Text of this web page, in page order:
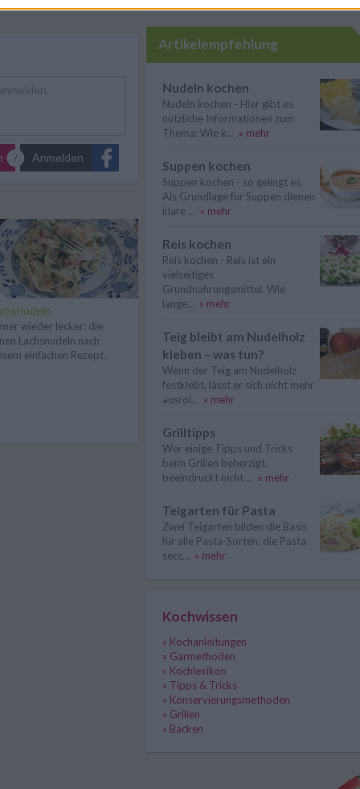
Anmelden
wieder lecker: die
Lachsnudeln nach
einfachen Rezept.
Artikelempfehlung
Nudeln kochen
Nudeln kochen - Hier gibt es
nützliche Informationen zum
Thema: Wie k... » mehr
Suppen kochen
Suppen kochen - so gelingt es.
Als Grundlage für Suppen dienen
klare ... » mehr
Reis kochen
Reis kochen - Reis ist ein
vielseitiges
Grundnahrungsmittel. Wie
lange... » mehr
Teig bleibt am Nudelholz
kleben – was tun?
Wenn der Teig am Nudelholz
festklebt, lässt er sich nicht mehr
ausrol... » mehr
Grilltipps
Wer einige Tipps und Tricks
beim Grillen beherzigt,
beeindruckt nicht ... » mehr
Teigarten für Pasta
Zwei Teigarten bilden die Basis
für alle Pasta-Sorten: die Pasta
secc... » mehr
Kochwissen
» Kochanleitungen
» Garmethoden
» Kochlexikon
» Tipps & Tricks
» Konservierungsmethoden
» Grillen
» Backen